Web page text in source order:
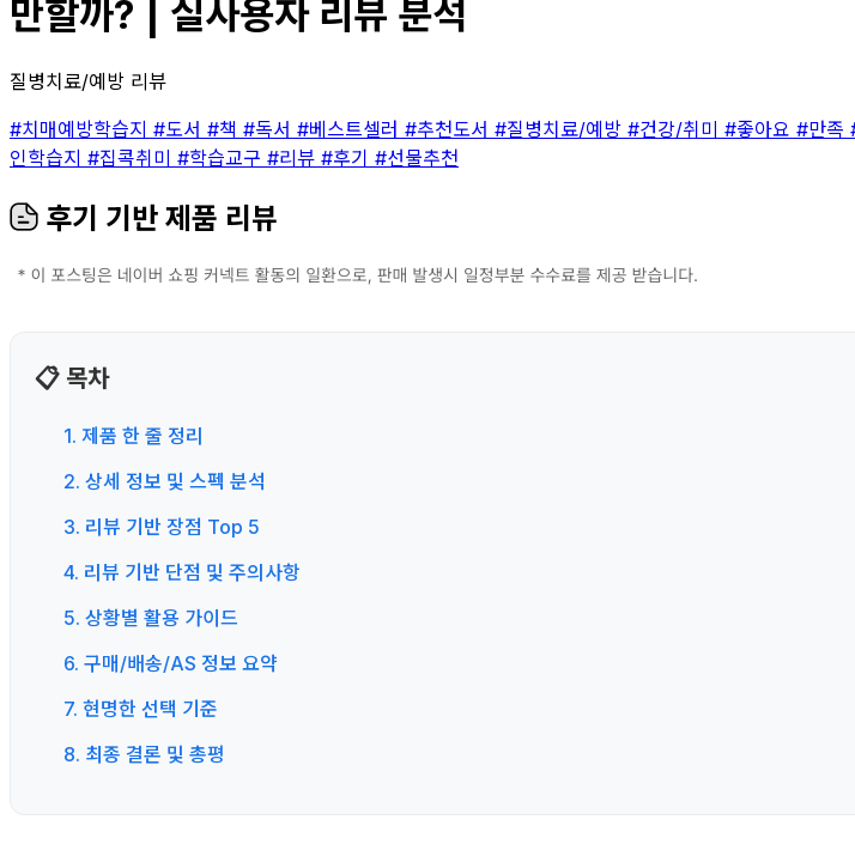
만할까? | 실사용자 리뷰 분석
질병치료/예방 리뷰
#치매예방학습지 #도서 #책 #독서 #베스트셀러 #추천도서 #질병치료/예방 #건강/취미 #좋아요 #만족
인학습지 #집콕취미 #학습교구 #리뷰 #후기 #선물추천
후기 기반 제품 리뷰
📋 목차
1. 제품 한 줄 정리
2. 상세 정보 및 스펙 분석
3. 리뷰 기반 장점 Top 5
4. 리뷰 기반 단점 및 주의사항
5. 상황별 활용 가이드
6. 구매/배송/AS 정보 요약
7. 현명한 선택 기준
8. 최종 결론 및 총평